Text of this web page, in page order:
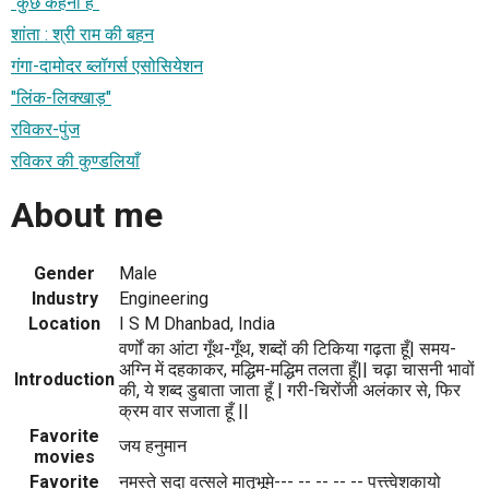
शांता : श्री राम की बहन
गंगा-दामोदर ब्लॉगर्स एसोसियेशन
"लिंक-लिक्खाड़"
रविकर-पुंज
रविकर की कुण्डलियाँ
About me
Gender
Male
Industry
Engineering
Location
I S M Dhanbad, India
Introduction
वर्णों का आंटा गूँथ-गूँथ, शब्दों की टिकिया गढ़ता हूँ| समय-
अग्नि में दहकाकर, मद्धिम-मद्धिम तलता हूँ|| चढ़ा चासनी भावों
की, ये शब्द डुबाता जाता हूँ | गरी-चिरोंजी अलंकार से, फिर
क्रम वार सजाता हूँ ||
Favorite
movies
जय हनुमान
Favorite
नमस्ते सदा वत्सले मातृभूमे--- -- -- -- -- पत्त्त्वेशकायो